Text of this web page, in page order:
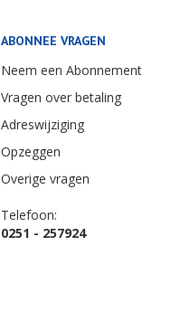
ABONNEE VRAGEN
Neem een Abonnement
Vragen over betaling
Adreswijziging
Opzeggen
Overige vragen
Telefoon:
0251 - 257924